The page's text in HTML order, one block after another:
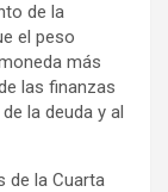
de la
el peso
más
las finanzas
la deuda y al
de la Cuarta